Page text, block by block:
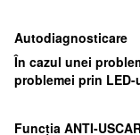
Autodiagnosticare
În cazul unei
problemei prin
Funcția ANTI-